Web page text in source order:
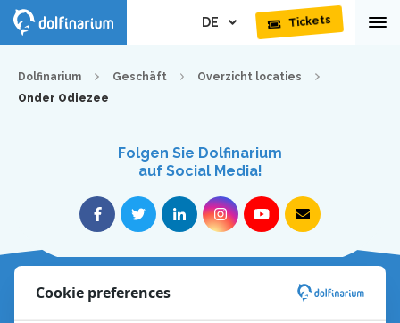
DE Tickets
Dolfinarium Geschäft
Overzicht locaties
Onder Odiezee
Folgen Sie Dolfinarium
auf Social Media!
Cookie preferences